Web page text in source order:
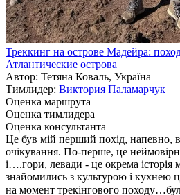
Треккинг на острове Мадейра:
Атлантические острова
Автор: Тетяна Коваль, Україна
Тимлидер: Виктория Паламарчук
Оценка маршрута
Оценка тимлидера
Оценка консультанта
Це був мій перший похід, напевно,
очікування. По-перше, це
і….гори, левади - це окрема
знайомились з культурою і кухнею
на момент трекінгового